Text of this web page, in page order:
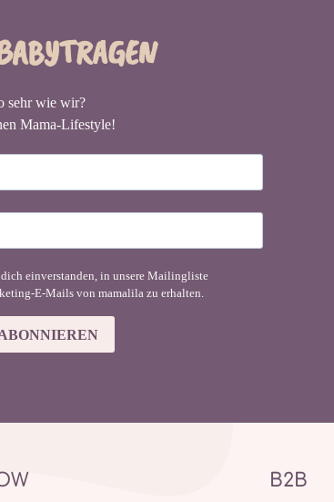
sehr wie wir?
Mama-Lifestyle!
einverstanden, in unsere Mailingliste
E-Mails von mamalila zu erhalten.
B2B